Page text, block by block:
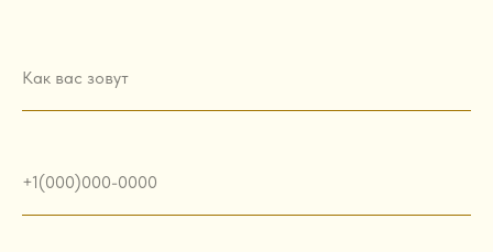
Как вас зовут
+1(000)000-0000